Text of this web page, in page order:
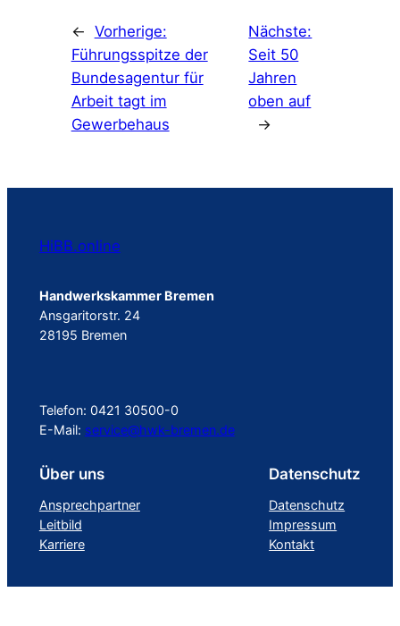
← Vorherige:
Führungsspitze der
Bundesagentur für
Arbeit tagt im
Gewerbehaus
Nächste:
Seit 50
Jahren
oben auf
→
HiBB.online
Handwerkskammer Bremen
Ansgaritorstr. 24
28195 Bremen
Telefon: 0421 30500-0
E-Mail: service@hwk-bremen.de
Über uns
Ansprechpartner
Leitbild
Karriere
Datenschutz
Datenschutz
Impressum
Kontakt